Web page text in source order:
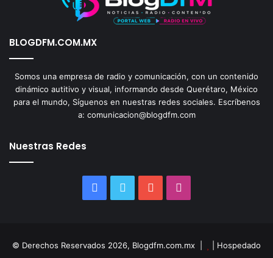
BLOGDFM.COM.MX
Somos una empresa de radio y comunicación, con un contenido
dinámico autitivo y visual, informando desde Querétaro, México
para el mundo, Síguenos en nuestras redes sociales. Escríbenos
a: comunicacion@blogdfm.com
Nuestras Redes
Facebook
Twitter YouTube
© Derechos Reservados 2026, Blogdfm.com.mx | | Hospedado